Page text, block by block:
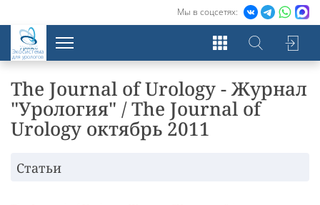
Мы в соцсетях:
Экосистема
для урологов
The Journal of Urology - Журнал
"Урология" / The Journal of
Urology октябрь 2011
Статьи